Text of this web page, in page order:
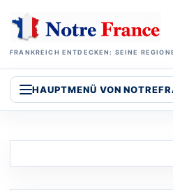
FRANKREICH ENTDECKEN: SEINE
HAUPTMENÜ VON